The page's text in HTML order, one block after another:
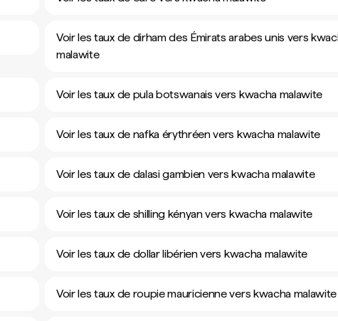
Voir les taux de dirham des Émirats arabes unis vers
malawite
Voir les taux de pula botswanais vers kwacha malawite
Voir les taux de nafka érythréen vers kwacha malawite
Voir les taux de dalasi gambien vers kwacha malawite
Voir les taux de shilling kényan vers kwacha malawite
Voir les taux de dollar libérien vers kwacha malawite
Voir les taux de roupie mauricienne vers kwacha malawite